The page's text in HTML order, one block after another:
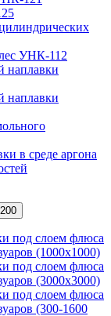
УНК-112
наплавки
наплавки
в среде аргона
под слоем флюса
(1000х1000)
под слоем флюса
(3000х3000)
под слоем флюса
(300-1600